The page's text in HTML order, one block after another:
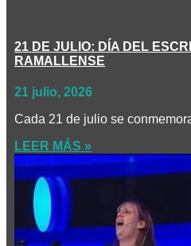
21 DE JULIO: DÍA DEL
RAMALLENSE
21 julio, 2026
Cada 21 de julio se
LEER MÁS »